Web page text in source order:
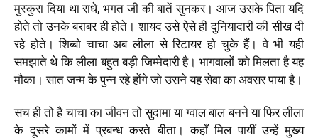
मुस्कुरा दिया था राधे, भगत जी की बातें सुनकर। आज उसके पिता यदि
होते तो उनके बराबर ही होते। शायद उसे ऐसे ही दुनियादारी की सीख दी
रहे होते। शिब्बो चाचा अब लीला से रिटायर हो चुके हैं। वे भी यही
समझाते थे कि लीला बहुत बड़ी जिम्मेदारी है। भागवालों को मिलता है यह
मौका। सात जन्म के पुन्न रहे होंगे जो उसने यह सेवा का अवसर पाया है।
सच ही तो है चाचा का जीवन तो सुदामा या ग्वाल बाल बनने या फिर लीला
के दूसरे कामों में प्रबन्ध करते बीता। कहाँ मिल पायीं उन्हें मुख्य